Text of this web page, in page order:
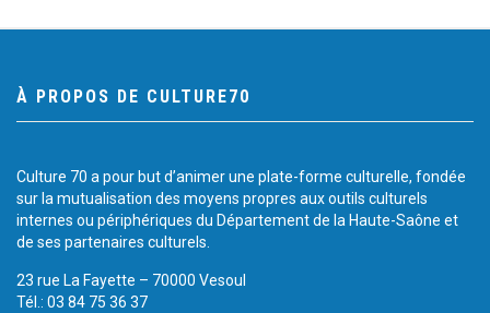
À PROPOS DE CULTURE70
Culture 70 a pour but d’animer une plate-forme culturelle, fondée
sur la mutualisation des moyens propres aux outils culturels
internes ou périphériques du Département de la Haute-Saône et
de ses partenaires culturels.
23 rue La Fayette – 70000 Vesoul
Tél.: 03 84 75 36 37